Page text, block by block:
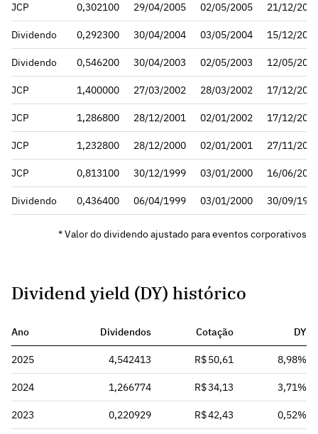
JCP 0,302100 29/04/2005 02/05/2005 21/12/
Dividendo 0,292300 30/04/2004 03/05/2004 15/12/
Dividendo 0,546200 30/04/2003 02/05/2003 12/05/
JCP 1,400000 27/03/2002 28/03/2002 17/12/
JCP 1,286800 28/12/2001 02/01/2002 17/12/
JCP 1,232800 28/12/2000 02/01/2001 27/11/
JCP 0,813100 30/12/1999 03/01/2000 16/06/
Dividendo 0,436400 06/04/1999 03/01/2000 30/09/
* Valor do dividendo ajustado para eventos corporativos
Dividend yield (DY) histórico
Ano Dividendos Cotação DY
2025 4,542413 R$ 50,61 8,98%
2024 1,266774 R$ 34,13 3,71%
2023 0,220929 R$ 42,43 0,52%